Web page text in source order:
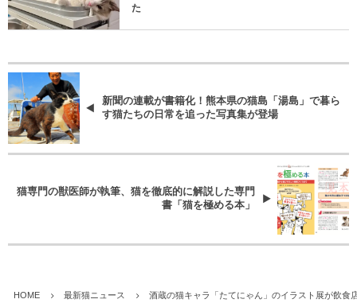
た
新聞の連載が書籍化！熊本県の猫島「湯島」で暮ら
す猫たちの日常を追った写真集が登場
猫専門の獣医師が執筆、猫を徹底的に解説した専門
書「猫を極める本」
HOME 最新猫ニュース 酒蔵の猫キャラ「たてにゃん」のイラスト展が飲食